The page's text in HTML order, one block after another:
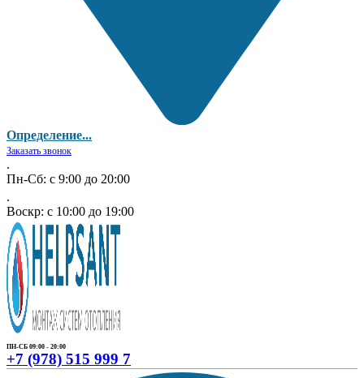
Определение...
Заказать звонок
.
Пн-Сб: с 9:00 до 20:00
.
Воскр: с 10:00 до 19:00
ПН-СБ 09:00 - 20:00
+7 (978) 515 999 7